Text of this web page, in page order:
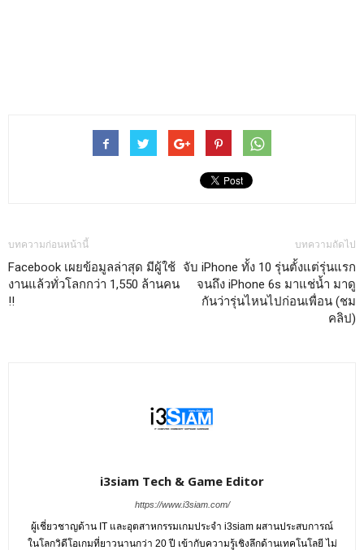
บทความก่อนหน้านี้
Facebook เผยข้อมูลล่าสุด มีผู้ใช้
งานแล้วทั่วโลกกว่า 1,550 ล้านคน
!!
บทความถัดไป
จับ iPhone ทั้ง 10 รุ่นตั้งแต่รุ่นแรก
จนถึง iPhone 6s มาแช่น้ำ มาดู
กันว่ารุ่นไหนไปก่อนเพื่อน (ชม
คลิป)
i3siam Tech & Game Editor
https://www.i3siam.com/
ผู้เชี่ยวชาญด้าน IT และอุตสาหกรรมเกมประจำ i3siam ผสานประสบการณ์
ในโลกวิดีโอเกมที่ยาวนานกว่า 20 ปี เข้ากับความรู้เชิงลึกด้านเทคโนโลยี ไม่